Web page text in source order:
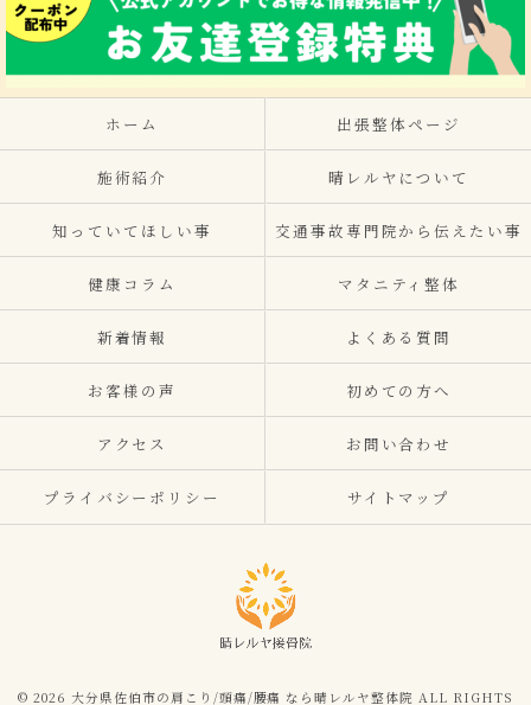
ホーム 出張整体ページ
施術紹介 晴レルヤについて
知っていてほしい事 交通事故専門院から伝えたい事
健康コラム マタニティ整体
新着情報 よくある質問
お客様の声 初めての方へ
アクセス お問い合わせ
プライバシーポリシー サイトマップ
© 2026 大分県佐伯市の肩こり/頭痛/腰痛 なら晴レルヤ整体院 ALL RIGHTS